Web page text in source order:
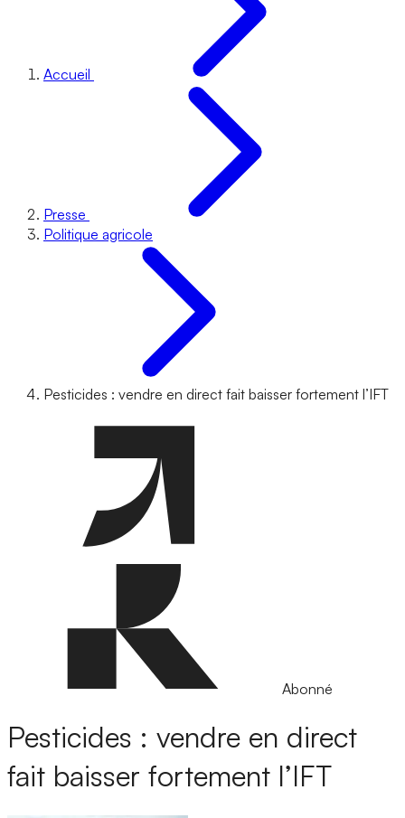
Accueil
Presse
Politique agricole
Pesticides : vendre en direct fait baisser fortement l’IFT
Abonné
Pesticides : vendre en direct
fait baisser fortement l’IFT